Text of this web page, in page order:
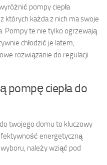
pompy ciepła
których każda z nich ma swoje
Pompy te nie tylko ogrzewają
chłodzić je latem,
rozwiązanie do regulacji
pompę ciepła do
do twojego domu to kluczowy
energetyczną
należy wziąć pod